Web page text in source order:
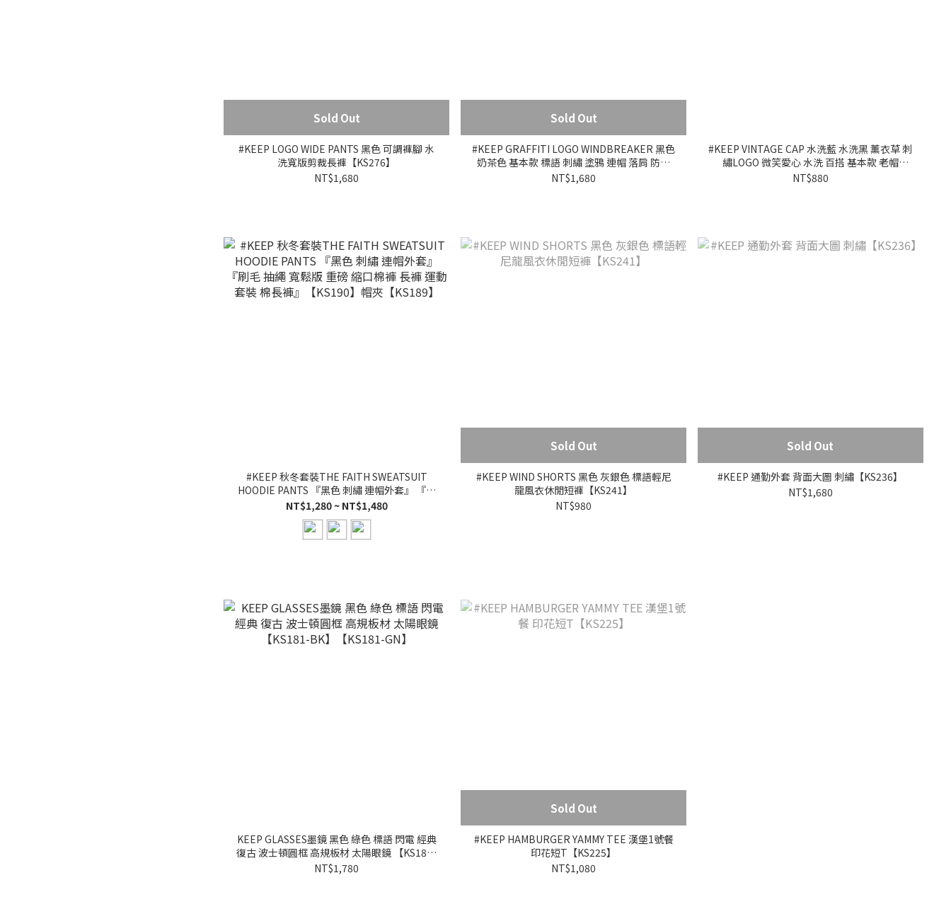
Sold Out
#KEEP LOGO WIDE PANTS 黑色 可調褲腳 水
洗寬版剪裁長褲【KS276】
NT$1,680
Sold Out
#KEEP GRAFFITI LOGO WINDBREAKER 黑色
奶茶色 基本款 標語 刺繡 塗鴉 連帽 落肩 防風
風衣 外套【KS274】
NT$1,680
#KEEP VINTAGE CAP 水洗藍 水洗黑 薰衣草 刺
繡LOGO 微笑愛心 水洗 百搭 基本款 老帽
【KS226】
NT$880
#KEEP 秋冬套裝THE FAITH SWEATSUIT
HOODIE PANTS 『黑色 刺繡 連帽外套』 『刷
毛 抽繩 寬鬆版 重磅 縮口棉褲 長褲 運動套裝 棉
長褲』【KS190】帽夾【KS189】
NT$1,280 ~ NT$1,480
Sold Out
#KEEP WIND SHORTS 黑色 灰銀色 標語輕尼
龍風衣休閒短褲【KS241】
NT$980
Sold Out
#KEEP 通勤外套 背面大圖 刺繡【KS236】
NT$1,680
KEEP GLASSES墨鏡 黑色 綠色 標語 閃電 經典
復古 波士頓圓框 高規板材 太陽眼鏡 【KS181-
BK】【KS181-GN】
NT$1,780
Sold Out
#KEEP HAMBURGER YAMMY TEE 漢堡1號餐
印花短T【KS225】
NT$1,080